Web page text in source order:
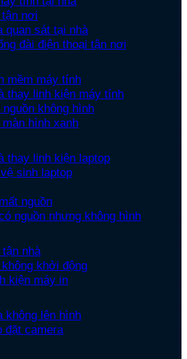
nơi
quan sát tại nhà
đài điện thoại tận nơi
mềm máy tính
thay linh kiện máy tính
không hình
hình xanh
thay linh kiện laptop
sinh laptop
nguồn
nguồn nhưng không hình
nhà
khởi động
kiện máy in
không lên hình
đặt camera